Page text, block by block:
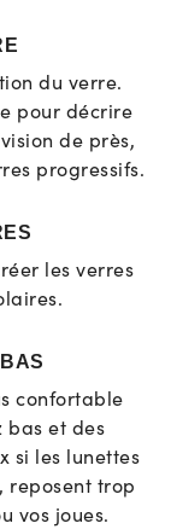
du verre.
pour décrire
de près,
progressifs.
les verres
confortable
bas et des
si les lunettes
reposent trop
vos joues.